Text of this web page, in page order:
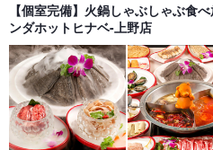
【個室完備】火鍋しゃぶしゃぶ食
ンダホットヒナベ-上野店